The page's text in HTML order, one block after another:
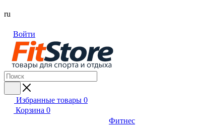
ru
Войти
Избранные товары 0
Корзина 0
Фитнес